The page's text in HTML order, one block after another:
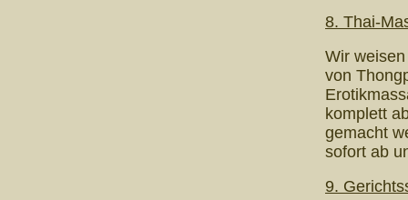
8. Thai-
Wir
von
komplett
gemacht
sofort ab
9.